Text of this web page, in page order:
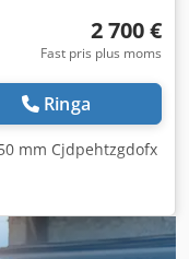
2 700 €
Fast pris plus moms
Ringa
mm Cjdpehtzgdofx